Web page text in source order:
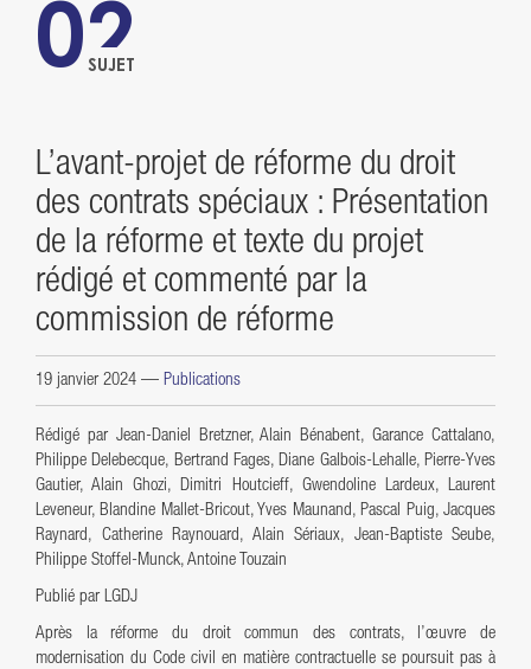
SUJET
02
L’avant-projet de réforme du droit
des contrats spéciaux : Présentation
de la réforme et texte du projet
rédigé et commenté par la
commission de réforme
19 janvier 2024 — Publications
Rédigé par Jean-Daniel Bretzner, Alain Bénabent, Garance Cattalano,
Philippe Delebecque, Bertrand Fages, Diane Galbois-Lehalle, Pierre-Yves
Gautier, Alain Ghozi, Dimitri Houtcieff, Gwendoline Lardeux, Laurent
Leveneur, Blandine Mallet-Bricout, Yves Maunand, Pascal Puig, Jacques
Raynard, Catherine Raynouard, Alain Sériaux, Jean-Baptiste Seube,
Philippe Stoffel-Munck, Antoine Touzain
Publié par LGDJ
Après la réforme du droit commun des contrats, l’œuvre de
modernisation du Code civil en matière contractuelle se poursuit pas à